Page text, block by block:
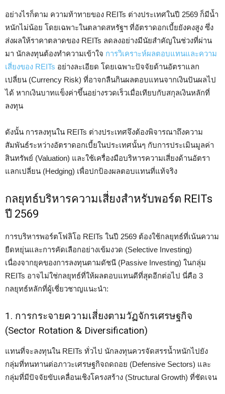
อย่างไรก็ตาม ความท้าทายของ REITs ต่างประเทศในปี 2569 ก็มีน้ำ
หนักไม่น้อย โดยเฉพาะในตลาดสหรัฐฯ ที่อัตราดอกเบี้ยยังคงสูง ซึ่ง
ส่งผลให้ราคาตลาดของ REITs ลดลงอย่างมีนัยสำคัญในช่วงที่ผ่าน
มา นักลงทุนต้องทำความเข้าใจ การวิเคราะห์ผลตอบแทนและความ
เสี่ยงของ REITs อย่างละเอียด โดยเฉพาะปัจจัยด้านอัตราแลก
เปลี่ยน (Currency Risk) ที่อาจกลืนกินผลตอบแทนจากเงินปันผลไป
ได้ หากเงินบาทแข็งค่าขึ้นอย่างรวดเร็วเมื่อเทียบกับสกุลเงินหลักที่
ลงทุน
ดังนั้น การลงทุนใน REITs ต่างประเทศจึงต้องพิจารณาถึงความ
สัมพันธ์ระหว่างอัตราดอกเบี้ยในประเทศนั้นๆ กับการประเมินมูลค่า
สินทรัพย์ (Valuation) และใช้เครื่องมือบริหารความเสี่ยงด้านอัตรา
แลกเปลี่ยน (Hedging) เพื่อปกป้องผลตอบแทนที่แท้จริง
กลยุทธ์บริหารความเสี่ยงสำหรับพอร์ต REITs
ปี 2569
การบริหารพอร์ตโฟลิโอ REITs ในปี 2569 ต้องใช้กลยุทธ์ที่เน้นความ
ยืดหยุ่นและการคัดเลือกอย่างเข้มงวด (Selective Investing)
เนื่องจากยุคของการลงทุนตามดัชนี (Passive Investing) ในกลุ่ม
REITs อาจไม่ใช่กลยุทธ์ที่ให้ผลตอบแทนดีที่สุดอีกต่อไป นี่คือ 3
กลยุทธ์หลักที่ผู้เชี่ยวชาญแนะนำ:
1. การกระจายความเสี่ยงตามวัฏจักรเศรษฐกิจ
(Sector Rotation & Diversification)
แทนที่จะลงทุนใน REITs ทั่วไป นักลงทุนควรจัดสรรน้ำหนักไปยัง
กลุ่มที่ทนทานต่อภาวะเศรษฐกิจถดถอย (Defensive Sectors) และ
กลุ่มที่มีปัจจัยขับเคลื่อนเชิงโครงสร้าง (Structural Growth) ที่ชัดเจน